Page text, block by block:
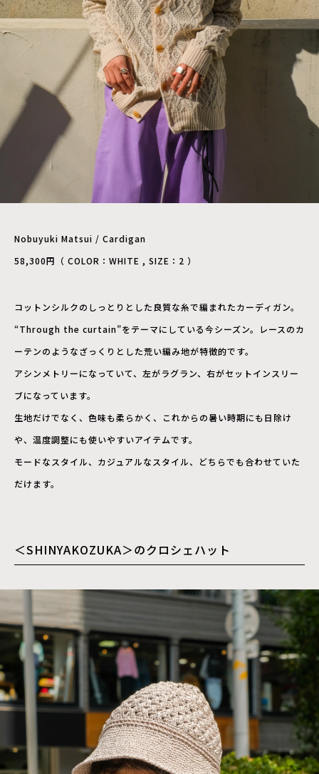
Nobuyuki Matsui / Cardigan
58,300円（ COLOR：WHITE , SIZE：2 ）
コットンシルクのしっとりとした良質な糸で編まれたカーディガン。
“Through the curtain”をテーマにしている今シーズン。レースのカ
ーテンのようなざっくりとした荒い編み地が特徴的です。
アシンメトリーになっていて、左がラグラン、右がセットインスリー
ブになっています。
生地だけでなく、色味も柔らかく、これからの暑い時期にも日除け
や、温度調整にも使いやすいアイテムです。
モードなスタイル、カジュアルなスタイル、どちらでも合わせていた
だけます。
＜SHINYAKOZUKA＞のクロシェハット